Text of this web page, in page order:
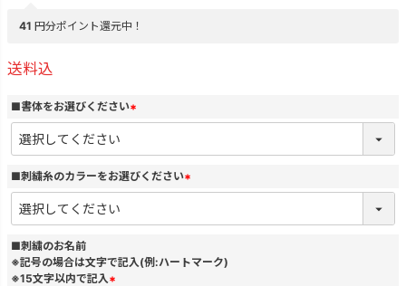
41 円分ポイント還元中！
送料込
■書体をお選びください
(
須
)
■刺繍糸のカラーをお選びください
(
須
■刺繍のお名前
※記号の場合は文字で記入(例:ハートマーク)
※15文字以内で記入